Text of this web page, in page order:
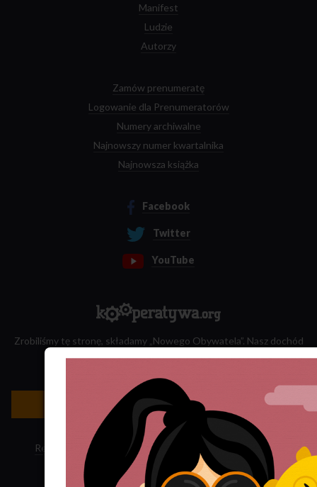
Manifest
Ludzie
Autorzy
Zamów prenumeratę
Logowanie dla Prenumeratorów
Numery archiwalne
Najnowszy numer kwartalnika
Najnowsza książka
Facebook
Twitter
YouTube
Zrobiliśmy tę stronę, składamy „Nowego Obywatela”. Nasz dochód
Newsletter »
Regulamin sklepu Polityka ciasteczek · Subskrypcja RSS